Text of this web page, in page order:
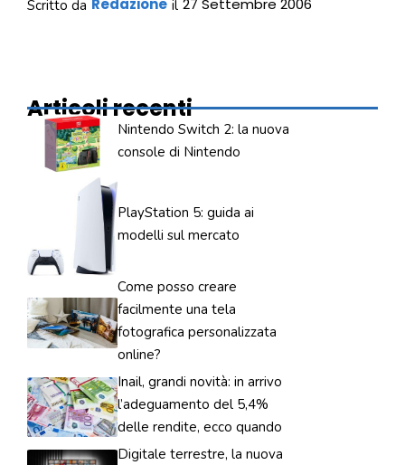
Scritto da Redazione il 27 Settembre 2006
Articoli recenti
Nintendo Switch 2: la nuova
console di Nintendo
PlayStation 5: guida ai
modelli sul mercato
Come posso creare
facilmente una tela
fotografica personalizzata
online?
Inail, grandi novità: in arrivo
l’adeguamento del 5,4%
delle rendite, ecco quando
Digitale terrestre, la nuova